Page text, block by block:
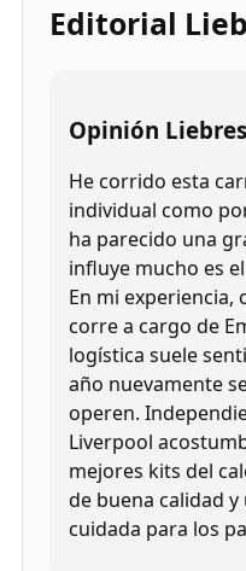
Editorial
Opinión
He corrido esta
individual como
ha parecido una
influye mucho es
En mi experiencia,
corre a cargo de
logística suele
año nuevamente
operen.
Liverpool
mejores kits del
de buena calidad
cuidada para los